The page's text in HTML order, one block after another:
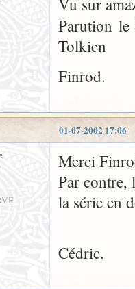
Vu sur
Parution
Tolkien
Finrod.
01-07-2002 17:06
Merci
Par contre,
la série en
Cédric.